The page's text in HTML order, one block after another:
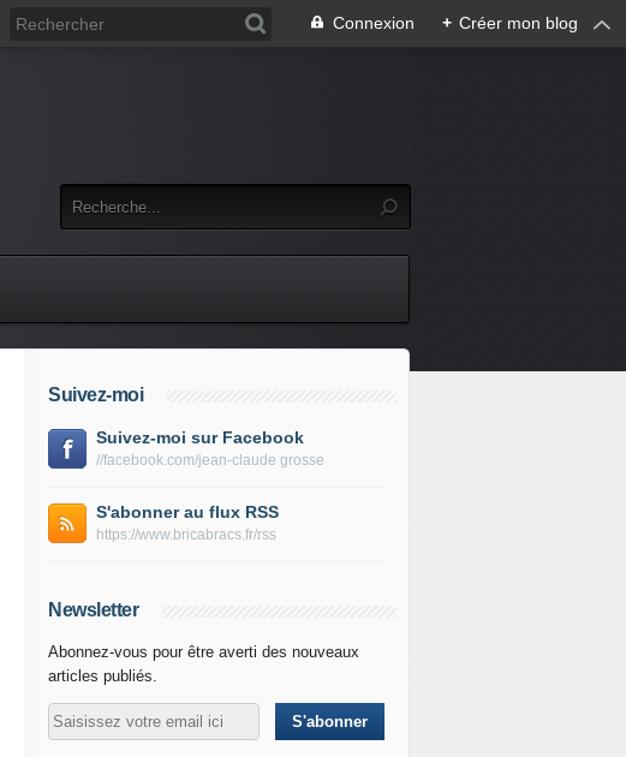
Connexion + Créer mon blog
Suivez-moi
Suivez-moi sur Facebook
//facebook.com/jean-claude grosse
S'abonner au flux RSS
https://www.bricabracs.fr/rss
Newsletter
Abonnez-vous pour être averti des nouveaux
articles publiés.